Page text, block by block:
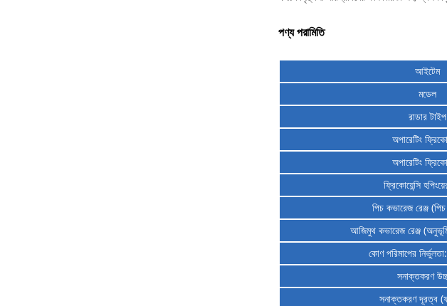
পণ্য পরামিতি
আইটেম
মডেল
রাডার টাইপ
অপারেটিং
অপারেটিং
ফ্রিকোয়েন্সি
পিচ কভারেজ রেঞ্জ
আজিমুথ কভারেজ রেঞ্জ
কোণ পরিমাপের
সনাক্তকরণ
সনাক্তকরণ দূরত্ব